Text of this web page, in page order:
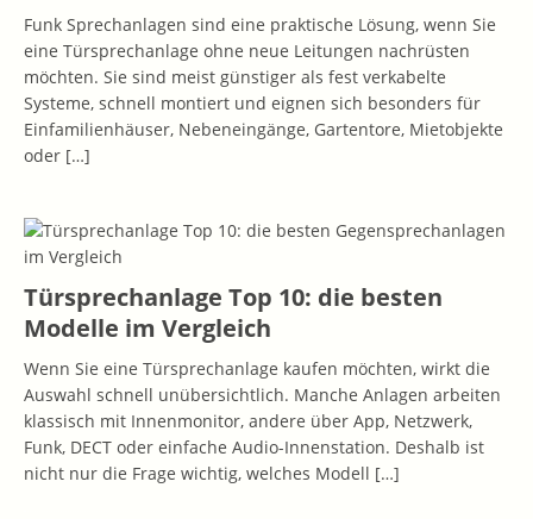
Funk Sprechanlagen sind eine praktische Lösung, wenn Sie
eine Türsprechanlage ohne neue Leitungen nachrüsten
möchten. Sie sind meist günstiger als fest verkabelte
Systeme, schnell montiert und eignen sich besonders für
Einfamilienhäuser, Nebeneingänge, Gartentore, Mietobjekte
oder […]
Türsprechanlage Top 10: die besten
Modelle im Vergleich
Wenn Sie eine Türsprechanlage kaufen möchten, wirkt die
Auswahl schnell unübersichtlich. Manche Anlagen arbeiten
klassisch mit Innenmonitor, andere über App, Netzwerk,
Funk, DECT oder einfache Audio-Innenstation. Deshalb ist
nicht nur die Frage wichtig, welches Modell […]